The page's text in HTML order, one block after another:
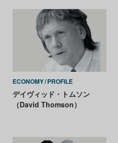
高峰」
ECONOMY PROFILE
デイヴィッド・トムソン
（David Thomson）